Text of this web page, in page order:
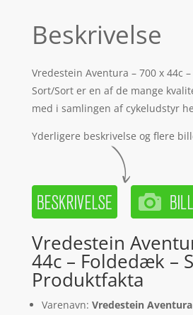
Beskrivelse
Vredestein Aventura – 700 x 44c
Sort/Sort er en af de mange
med i samlingen af cykeludstyr
Yderligere beskrivelse og flere
Vredestein
44c – Foldedæk –
Produktfakta
Varenavn: Vredestein Aventura